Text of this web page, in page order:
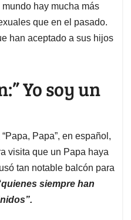
hay mucha más
que en el pasado.
han aceptado a sus hijos
Yo soy un
Papa”, en español,
visita que un Papa haya
tan notable balcón para
siempre han